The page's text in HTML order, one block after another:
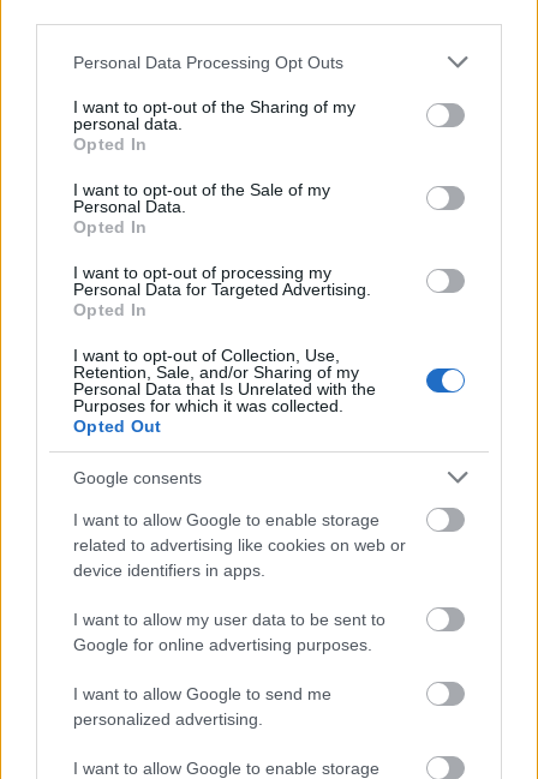
Please note that this website/app uses one or more Google
not limited to your visit or usage behaviour. You may click to
grant or deny consent to Google and its third-party tags to
use your data for below specified purposes in below Google
consent section.
Personal Data Processing Opt Outs
I want to opt-out of the Sharing of my
personal data.
Opted In
I want to opt-out of the Sale of my
Personal Data.
Opted In
I want to opt-out of processing my
Personal Data for Targeted Advertising.
Opted In
I want to opt-out of Collection, Use,
Retention, Sale, and/or Sharing of my
Personal Data that Is Unrelated with the
Purposes for which it was collected.
Opted Out
Google consents
I want to allow Google to enable storage
related to advertising like cookies on web or
device identifiers in apps.
I want to allow my user data to be sent to
Google for online advertising purposes.
I want to allow Google to send me
personalized advertising.
I want to allow Google to enable storage
Seferovic, con molestias
El delantero suizo marcó el gol de su equipo en la derrota
por 1-2 ante el Valencia, pero tuvo que pedir el cambio en el
cuestionado sobre sus problemas físicos al final del partido
y comentó: «estoy bien. Vamos a ver, pero pienso que estoy
alcance exacto de sus molestias.
sobre el césped por «dolores en la espalda» según
reconoció Carlos Carvalhal en la rueda de prensa posterior
al partido. El delantero forzó para jugar pero no estaba al
100%. Habrá que estar atento a su evolución durante los
entrenamientos de esta semana.
Valores de mercado: ganadores y perdedores del 29
de abril al 5 de mayo
en 9 millones desde el 29 de abril
al 5 de mayo. ¿Cambio de
principales ganadores y
perdedores de los últimos 7 días.